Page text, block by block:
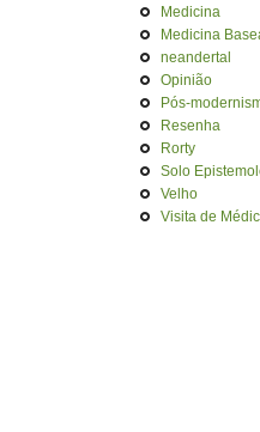
Medicina
Medicina
neandertal
Opinião
Pós-
Resenha
Rorty
Solo
Velho
Visita de